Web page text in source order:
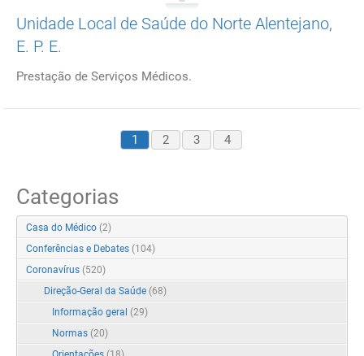
Unidade Local de Saúde do Norte Alentejano,
E. P. E.
Prestação de Serviços Médicos.
1 2 3 4
Categorias
Casa do Médico (2)
Conferências e Debates (104)
Coronavírus (520)
Direção-Geral da Saúde (68)
Informação geral (29)
Normas (20)